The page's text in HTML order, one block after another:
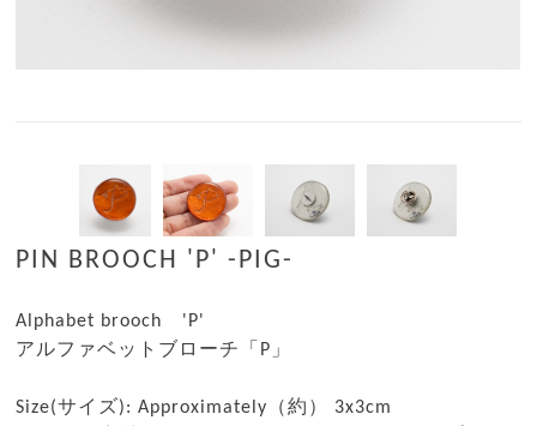
PIN BROOCH 'P' -PIG-
Alphabet brooch 'P'
アルファベットブローチ「P」
Size(サイズ): Approximately（約） 3x3cm